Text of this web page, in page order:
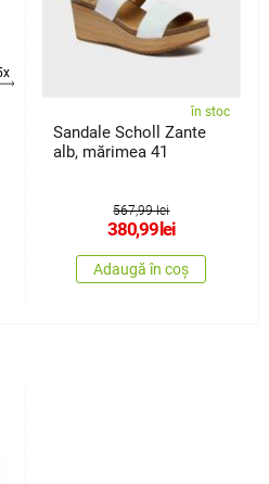
în stoc
Sandale Scholl Zante
alb, mărimea 41
567,99 lei
380,99 lei
Adaugă în coș